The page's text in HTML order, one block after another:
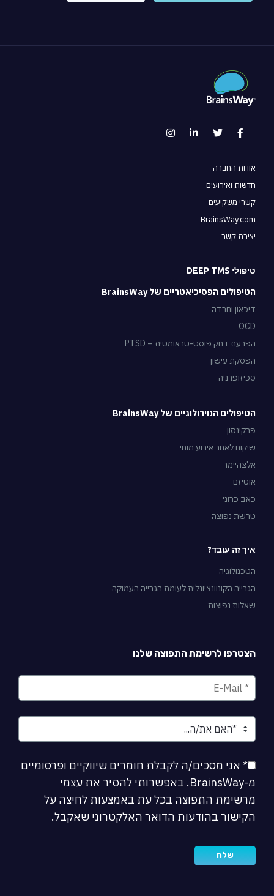
אודות החברה
חדשות ואירועים
קשרי משקיעים
BrainsWay.com
יצירת קשר
טיפולי DEEP TMS
הטיפולים הפסיכיאטריים של BrainsWay
דיכאון וחרדה
OCD
הפרעת דחק פוסט-טראומטית – PTSD
הפסקת עישון
סכיזופרניה
הטיפולים הנוירולוגיים של BrainsWay
פרקינסון
שיקום לאחר אירוע מוחי
אלצהיימר
אוטיזם
כאב כרוני
טרשת נפוצה
איך זה עובד?
הטכנולוגיה
הגרייה הקונוונציונלית לעומת הגרייה העמוקה
שאלות נפוצות
הצטרפו לרשימת התפוצה שלנו
* אני מסכים/ה לקבלת חומרים שיווקיים ופרסומיים
מ-BrainsWay. באפשרותי להסיר את עצמי
מרשימת התפוצה בכל עת באמצעות לחיצה על
הקישור בהודעות הדואר האלקטרוני שאקבל.